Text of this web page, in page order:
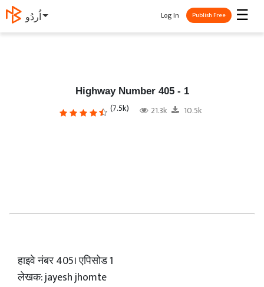
English ☰
Log In Publish Free
Highway Number 405 - 1
(7.5k) 21.3k 10.5k
हाइवे नंबर 405। एपिसोड 1
लेखक: jayesh jhomte